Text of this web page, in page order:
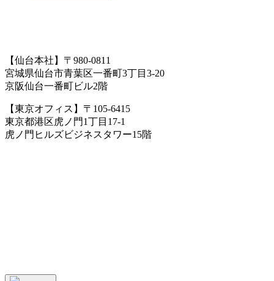
【仙台本社 】〒 980-0811
宮城県仙台市青葉区一番町3丁目3-20
京阪仙台一番町ビル2階
【東京オフィス 】〒 105-6415
東京都港区虎ノ門1丁目17-1
虎ノ門ヒルズビジネスタワー15階